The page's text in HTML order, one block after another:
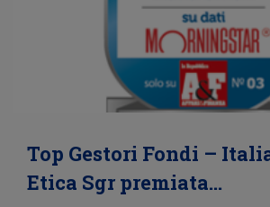
Top Gestori Fondi –
Etica Sgr premiata…